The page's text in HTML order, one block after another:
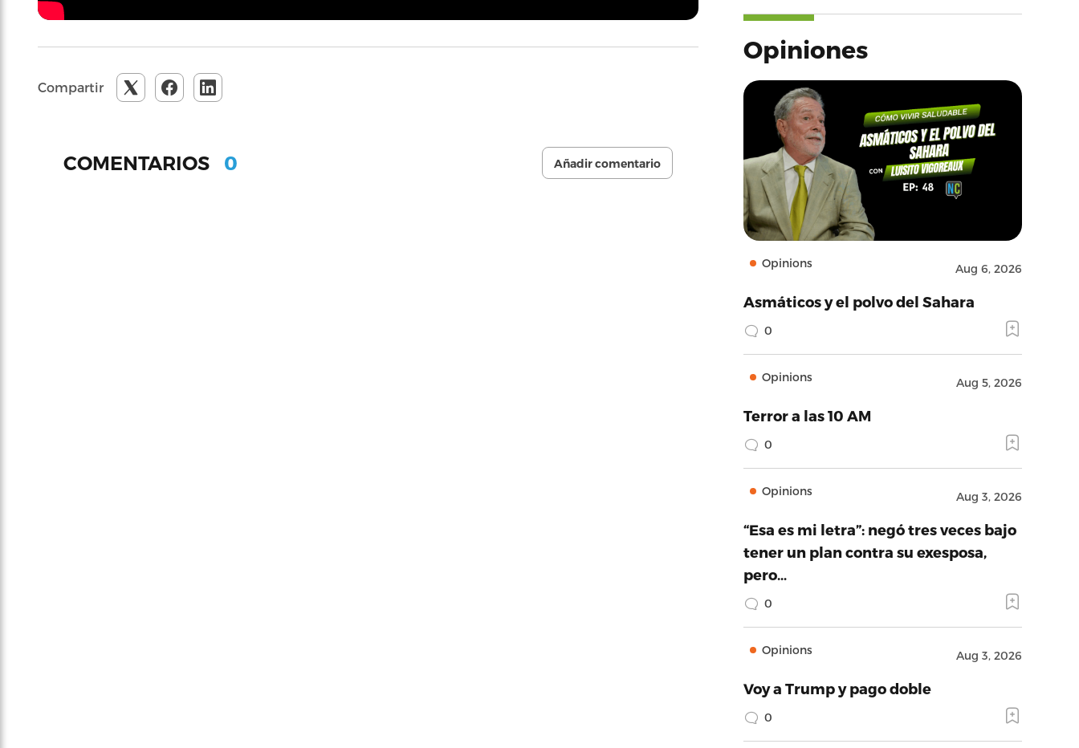
Compartir
COMENTARIOS 0 Añadir comentario
Opiniones
Opinions Aug 6, 2026
Asmáticos y el polvo del Sahara
0
Opinions Aug 5, 2026
Terror a las 10 AM
0
Opinions Aug 3, 2026
“Esa es mi letra”: negó tres veces bajo
tener un plan contra su exesposa,
pero…
0
Opinions Aug 3, 2026
Voy a Trump y pago doble
0